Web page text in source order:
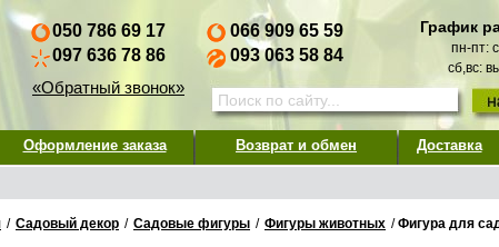
050 786 69 17
097 636 78 86
«Обратный звонок»
066 909 65 59
093 063 58 84
График
пн-пт:
сб,вс:
Оформление заказа Возврат и обмен Доставка
/ Садовый декор / Садовые фигуры / Фигуры животных /Фигура для